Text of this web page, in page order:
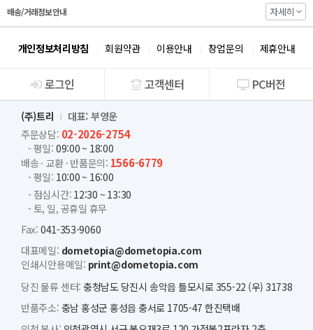
배송/거래정보 안내 자세히
개인정보처리방침 회원약관 이용안내 창업문의 제휴안내
회사소개
로그인 고객센터 PC버전
(주)트리
대표: 부영운
주문상담: 02-2026-2754
- 평일: 09:00 ~ 18:00
배송 · 교환 · 반품문의: 1566-6779
- 평일: 10:00 ~ 16:00
- 점심시간: 12:30 ~ 13:30
- 토, 일, 공휴일 휴무
Fax: 041-353-9060
대표메일: dometopia@dometopia.com
인쇄시안용메일: print@dometopia.com
당진 물류 센터: 충청남도 당진시 송악읍 틀모시로 355-22 (우) 31738
반품주소: 충남 홍성군 홍성읍 충서로 1705-47 한진택배